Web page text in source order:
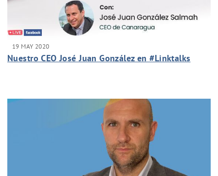
19 MAY 2020
Nuestro CEO José Juan González en #Linktalks